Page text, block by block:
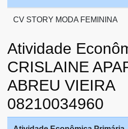
CV STORY MODA FEMININA
Atividade
CRISLAINE
ABREU VIEIRA
08210034960